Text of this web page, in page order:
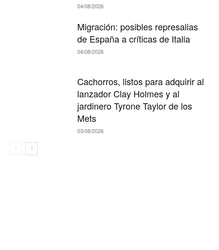
04/08/2026
Migración: posibles represalias
de España a críticas de Italia
04/08/2026
Cachorros, listos para adquirir al
lanzador Clay Holmes y al
jardinero Tyrone Taylor de los
Mets
03/08/2026